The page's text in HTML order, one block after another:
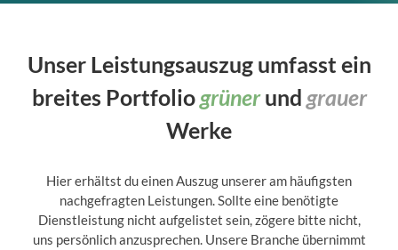
Unser Leistungsauszug umfasst ein
breites Portfolio grünerund grauer
Werke
Hier erhältst du einen Auszug unserer am häufigsten
nachgefragten Leistungen. Sollte eine benötigte
Dienstleistung nicht aufgelistet sein, zögere bitte nicht,
uns persönlich anzusprechen. Unsere Branche übernimmt